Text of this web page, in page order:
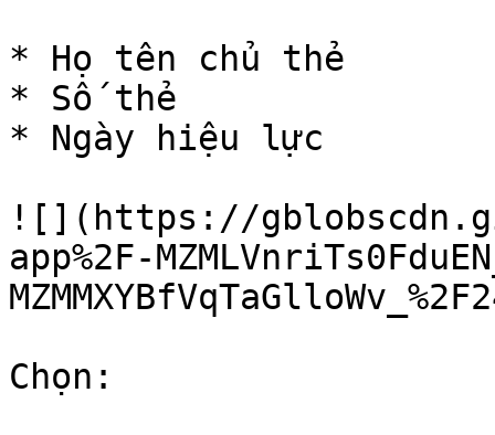
* Họ tên chủ thẻ
* Số thẻ
* Ngày hiệu lực
![](https://
app%2F-
Chọn: